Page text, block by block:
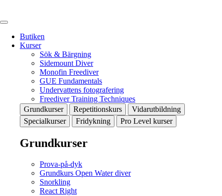
Butiken
Kurser
Sök & Bärgning
Sidemount Diver
Monofin Freediver
GUE Fundamentals
Undervattens fotografering
Freediver Training Techniques
Grundkurser
Repetitionskurs
Vidarutbildning
Specialkurser
Fridykning Pro Level kurser
Grundkurser
Prova-på-dyk
Grundkurs Open Water diver
Snorkling
React Right